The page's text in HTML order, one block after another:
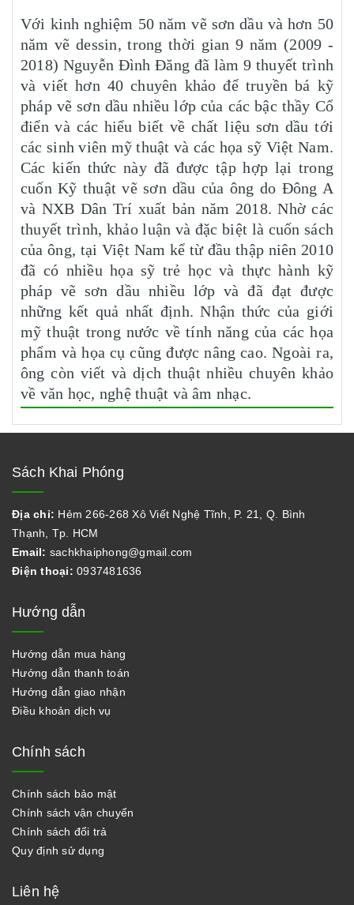
Với kinh nghiệm 50 năm vẽ sơn dầu và hơn 50
năm vẽ dessin, trong thời gian 9 năm (2009 -
2018) Nguyễn Đình Đăng đã làm 9 thuyết trình
và viết hơn 40 chuyên khảo để truyền bá kỹ
pháp vẽ sơn dầu nhiều lớp của các bậc thầy Cổ
điển và các hiểu biết về chất liệu sơn dầu tới
các sinh viên mỹ thuật và các họa sỹ Việt Nam.
Các kiến thức này đã được tập hợp lại trong
cuốn Kỹ thuật vẽ sơn dầu của ông do Đông A
và NXB Dân Trí xuất bản năm 2018. Nhờ các
thuyết trình, khảo luận và đặc biệt là cuốn sách
của ông, tại Việt Nam kể từ đầu thập niên 2010
đã có nhiều họa sỹ trẻ học và thực hành kỹ
pháp vẽ sơn dầu nhiều lớp và đã đạt được
những kết quả nhất định. Nhận thức của giới
mỹ thuật trong nước về tính năng của các họa
phẩm và họa cụ cũng được nâng cao. Ngoài ra,
ông còn viết và dịch thuật nhiều chuyên khảo
về văn học, nghệ thuật và âm nhạc.
Sách Khai Phóng
Địa chỉ: Hẻm 266-268 Xô Viết Nghệ Tĩnh, P. 21, Q. Bình
Thạnh, Tp. HCM
Email: sachkhaiphong@gmail.com
Điện thoại: 0937481636
Hướng dẫn
Hướng dẫn mua hàng
Hướng dẫn thanh toán
Hướng dẫn giao nhận
Điều khoản dịch vụ
Chính sách
Chính sách bảo mật
Chính sách vận chuyển
Chính sách đổi trả
Quy định sử dụng
Liên hệ